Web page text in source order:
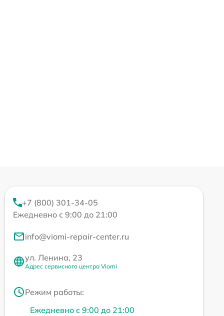
+7 (800) 301-34-05
Ежедневно с 9:00 до 21:00
info@viomi-repair-center.ru
ул. Ленина, 23
Адрес сервисного центра Viomi
Режим работы:
Ежедневно с 9:00 до 21:00